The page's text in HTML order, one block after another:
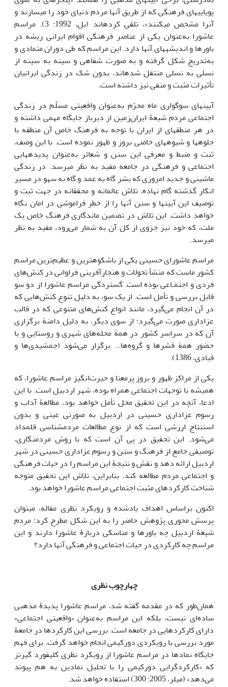
پویایی‎های فرهنگی که از طریق آن‎ها مردم دنیای خود را می‎سازند و
آن‎را مشخص می‎کنند»، تلقی کرده‎اند (بل، 1992: 3­). مراسم
عاشورا به‌عنوان یکی از عناصر فرهنگی اقوام ایرانی ریشه در
باورها و اندیشه‎های آن‎ها دارد. این مراسم که طی دوران‎ متمادی و
به‌تدریج شکل گرفته و به صورت شفاهی و سینه به سینه از
نسلی به نسلی منتقل شده‎اند، بدون شک در زندگی ایرانیان
تأثیرات مثبت و منفی نیز داشته ‎است.
آیین‎های سوگواری ماه محرّم به‌عنوان واقعیتی مسلّم در زندگی
اجتماعی مردم شیعۀ ایران‌زمین از دیرباز جایگاه مهمی داشته و
در هر منطقه‎ای از ایران با توجه به فرهنگ خاص آن منطقه با
جلوه‎ها و شیوه‎های خاصی بروز و ظهور نموده ‎است. با این وصف،
ثبت و ضبط و معرفی این سنن و شعائر به‌عنوان پدیده‎هایی
اجتماعی و فرهنگی در جامعه مفید به نظر می‎رسد. در زندگی
ماشینی و جدید امروزی که بشر گاه به‎ عمد و گاه به ‎سهو در مسیر
انکار گذشته گام نهاده، تلاش عالمانه و محققانه در جهت ثبت و
توصیف این آیین‎ها و سنن آن‎ها را از خطر فراموشی در امان نگاه
خواهد داشت. این تلاش در تضمین ماندگاری فرهنگ خاص یک
ملت، که خود نیز جزوی از کل آن به شمار می‌رود، مفید به نظر
می‎رسد.
مراسم عاشورای حسینی یکی از باشکوه‎ترین و عظیم‌ترین مراسم
کشور ماست که منشأ تحولات و هنجارآفرینی فراوانی در کنش‌های
فردی و اجتمـاعی بوده ‎است. گستردگی مراسم عاشورا از دو سو
قابل بررسی و تأمل است. از یک سو، به دلیل تنوع کنش‌هایی که
در آن انجام می‌گیرد، مانند انواع کنش‌های متنوعی که در قالب
عزاداری صورت می‌گیرد؛ از سوی دیگر، به دلیل دامنة برگزاری
آن که در سراسر کشور در همة محله‌های شهری و روستایی و با
حضور همة قشرها و گروه‌ها... برگزار می‌شود (جمشیدی‌ها و
قبادی، 1386).
یکی از مراکز ظهور و بروز پرمعنا و حیرت‌انگیز مراسم عاشورا، که
همیشه با توجهات اجتماعی همراه بوده، شهر اردبیل است. با این
ادعا، آنچه در این تحقیق محل تأمل خواهد بود، مطالعۀ آداب و
رسوم عزاداری حسینی در اردبیل به صورتی عینی و بدون
استنتاج ارزشی است که از نوع مطالعات مردم‎شناسی قلمداد
می‌شود. این تحقیق در پی آن است که با روش مردم‎نگاری،
توصیفی جامع از فرهنگ و سنن و رسوم عزاداری حسینی در شهر
اردبیل ارائه دهد و نقش و نتیجۀ این مراسم را در حیات فرهنگی
و اجتماعی مردم مطالعه کند. بنابراین، تلاش این تحقیق متوجه
شناخت کارکردهای مثبت اجتماعی مراسم عاشورا خواهد بود.
اکنون براساس اهداف یادشده و رویکرد نظری مقاله، می‎توان
پرسش محوری پژوهش حاضر را به این شکل مطرح کرد: مردم
شیعۀ اردبیل چه باورها و مناسکی دربارۀ عاشورا دارند و این
مراسم چه کارکردی در حیات اجتماعی و فرهنگی آن‎ها دارد؟
چهارچوب نظری
همان‌طور که در مقدمه گفته شد، مراسم عاشورا پدیدۀ مذهبی
ساده‌ای نیست، بلکه این مراسم به‌عنوان «واقعیتی اجتماعی»
دارای کارکردهایی در جامعه است. بررسی این کارکردها در جامعۀ
مورد بررسی با رویکردی دورکیمی انجام خواهد گرفت. برای فهم
جایگاه نمادها در مراسم عاشورا از رویکرد نظری کلیفورد گیرتز
که «کارکردگرایی دورکیمی را با تحلیل نمادین به هم پیوند
می‌دهد» (میلر، 2005: 300) استفاده خواهد شد.